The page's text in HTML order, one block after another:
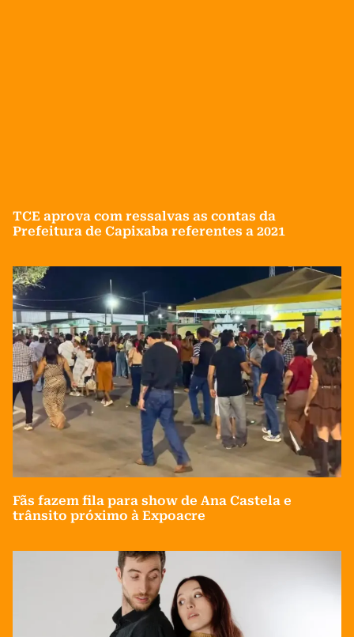
TCE aprova com ressalvas as contas da
Prefeitura de Capixaba referentes a 2021
Fãs fazem fila para show de Ana Castela e
trânsito próximo à Expoacre